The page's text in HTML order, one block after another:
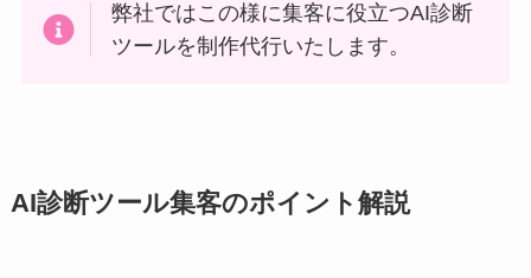
弊社ではこの様に集客に役立つAI診断
ツールを制作代行いたします。
AI診断ツール集客のポイント解説